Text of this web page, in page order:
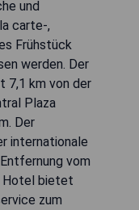
und
carte-,
Frühstück
werden. Der
7,1 km von der
Plaza
Der
internationale
vom
Hotel bietet
zum